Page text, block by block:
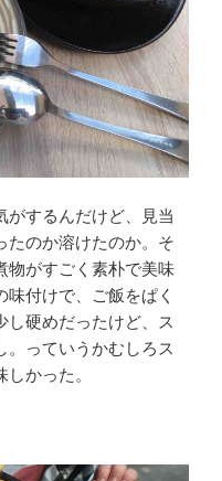
がするんだけど、見当
たのか溶けたのか。そ
物がすごく素朴で美味
味付けで、ご飯をぱく
し硬めだったけど、ス
。っていうかむしろス
かった。